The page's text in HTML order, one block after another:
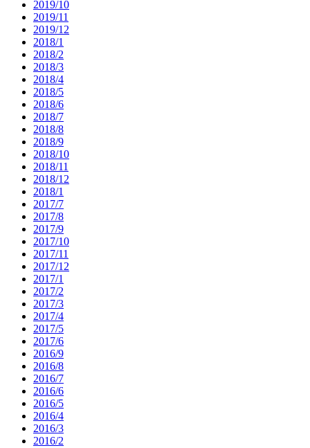
2019/10
2019/11
2019/12
2018/1
2018/2
2018/3
2018/4
2018/5
2018/6
2018/7
2018/8
2018/9
2018/10
2018/11
2018/12
2018/1
2017/7
2017/8
2017/9
2017/10
2017/11
2017/12
2017/1
2017/2
2017/3
2017/4
2017/5
2017/6
2016/9
2016/8
2016/7
2016/6
2016/5
2016/4
2016/3
2016/2